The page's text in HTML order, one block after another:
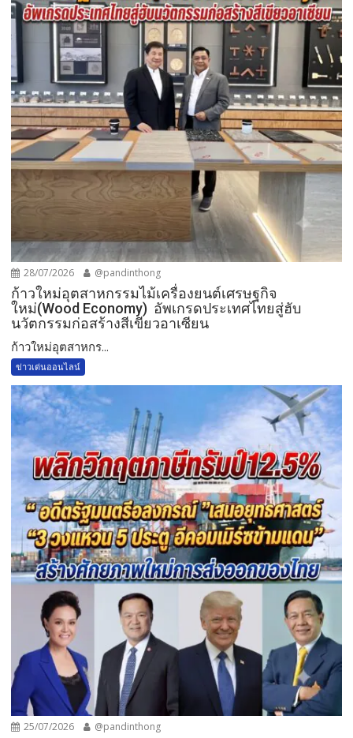
28/07/2026 @pandinthong
ก้าวใหม่อุตสาหกรรมไม้เครื่องยนต์เศรษฐกิจ
ใหม่(Wood Economy) อัพเกรดประเทศไทยสู่ฮับ
นวัตกรรมก่อสร้างสีเขียวอาเซียน
ก้าวใหม่อุตสาหกร...
ข่าวเด่นออนไลน์
25/07/2026 @pandinthong